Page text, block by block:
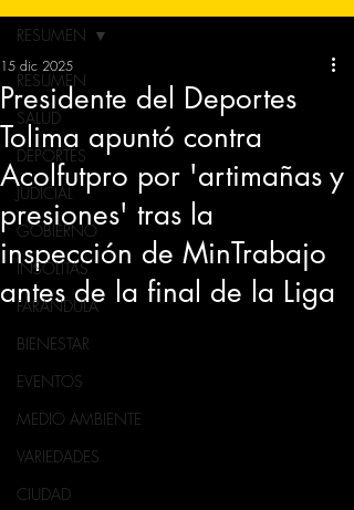
RESUMEN
SALUD
DEPORTES
JUDICIAL
GOBIERNO
INSÓLITAS
FARANDULA
BIENESTAR
EVENTOS
MEDIO AMBIENTE
VARIEDADES
CIUDAD
RESUMEN
Presidente del Deportes
Tolima apuntó contra
Acolfutpro por 'artimañas y
presiones' tras la
inspección de MinTrabajo
antes de la final de la Liga
15 dic 2025